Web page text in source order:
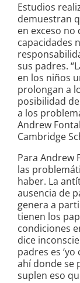
Estudios
demuestran
en exceso
capacidades
sus padres.
en los niños
prolongan a
posibilidad
a los
Andrew
Cambridge
Para Andrew
las
haber. La
ausencia de
genera a
tienen los
condiciones
dice
padres es
ahí donde se
suplen eso